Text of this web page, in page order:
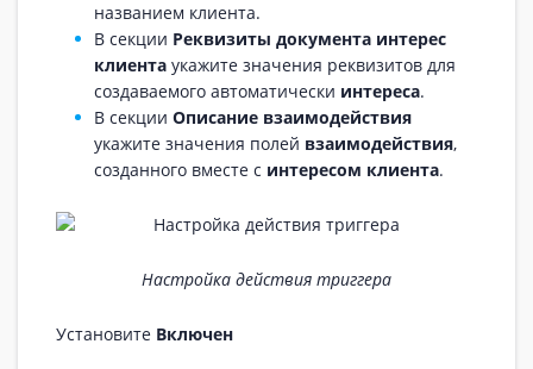
названием клиента.
В секции Реквизиты документа интерес
клиента укажите значения реквизитов для
создаваемого автоматически интереса.
В секции Описание взаимодействия
укажите значения полей взаимодействия,
созданного вместе с интересом клиента.
Настройка действия триггера
Установите Включен